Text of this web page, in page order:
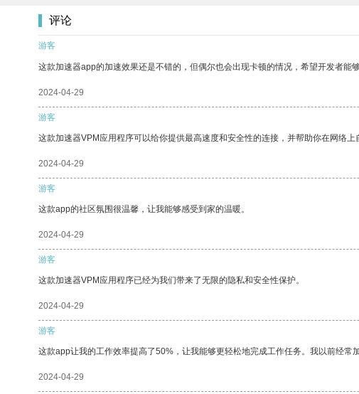
评论
游客
这款加速器app的加速效果还是不错的，但偶尔也会出现卡顿的情况，希望开发者能够
2024-04-29
游客
这款加速器VPM应用程序可以给你提供最高速度和安全性的连接，并帮助你在网络上
2024-04-29
游客
这款app的社区氛围很温馨，让我能够感受到家的温暖。
2024-04-29
游客
这款加速器VPM应用程序已经为我们带来了无限的隐私和安全性保护。
2024-04-29
游客
这款app让我的工作效率提高了50%，让我能够更轻松地完成工作任务。我以前经常
2024-04-29